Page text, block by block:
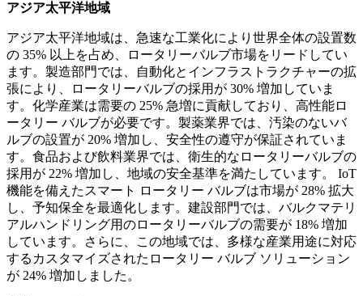
アジア太平洋地域
アジア太平洋地域は、急速な工業化により世界全体の設置数
の 35% 以上を占め、ロータリーバルブ市場をリードしてい
ます。製造部門では、自動化とインフラストラクチャーの拡
張により、ロータリーバルブの採用が 30% 増加していま
す。化学産業は需要の 25% 急増に貢献しており、高性能ロ
ータリー バルブが必要です。製薬業界では、汚染のないバ
ルブの設置が 20% 増加し、安全性の遵守が保証されていま
す。食品および飲料業界では、衛生的なロータリーバルブの
採用が 22% 増加し、地域の安全基準を満たしています。 IoT
機能を備えたスマート ロータリー バルブは市場が 28% 拡大
し、予知保全を最適化します。建設部門では、バルクマテリ
アルハンドリング用のロータリーバルブの需要が 18% 増加
しています。さらに、この地域では、多様な産業用途に対応
するカスタマイズされたロータリー バルブ ソリューション
が 24% 増加しました。